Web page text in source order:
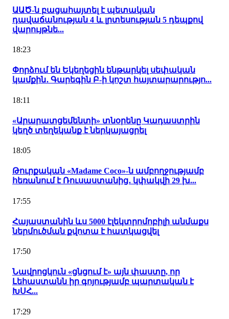
ԱԱԾ-ն բացահայտել է պետական
դավաճանության 4 և լրտեսության 5 դեպքով
վարույթնե...
18:23
Փորձում են Եկեղեցին ենթարկել սեփական
կամքին․ Գարեգին Բ-ի կոշտ հայտարարությո...
18:11
«Արարատցեմենտի» տնօրենը Կադաստրին
կեղծ տեղեկանք է ներկայացրել
18:05
Թուրքական «Madame Coco»-ն ամբողջությամբ
հեռանում է Ռուսաստանից․ կփակվի 29 խ...
17:55
Հայաստանին ևս 5000 էլեկտրոմոբիլի անմաքս
ներմուծման քվոտա է հատկացվել
17:50
Նավրոցկուն «ցնցում է» այն փաստը, որ
Լեհաստանն իր գոյությամբ պարտական է
ԽՍՀ...
17:29